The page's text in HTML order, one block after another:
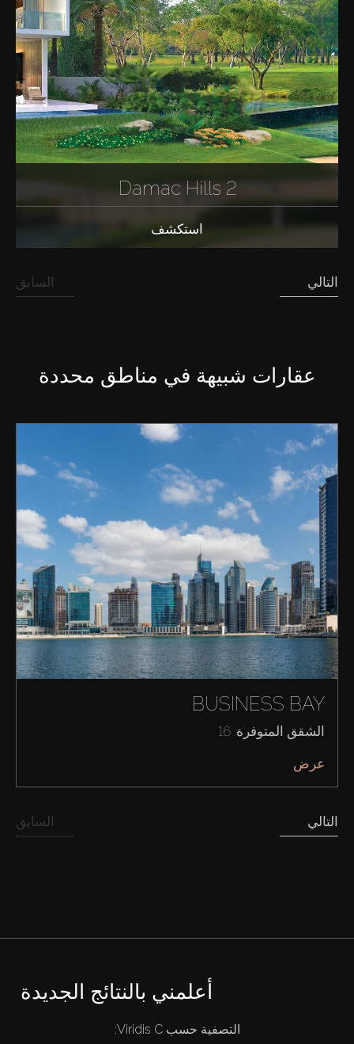
Damac Hills 2
استكشف
السابق التالي
عقارات شبيهة في مناطق محددة
BUSINESS BAY
الشقق المتوفرة: 16
عرض
السابق التالي
أعلمني بالنتائج الجديدة
التصفية حسب Viridis C: